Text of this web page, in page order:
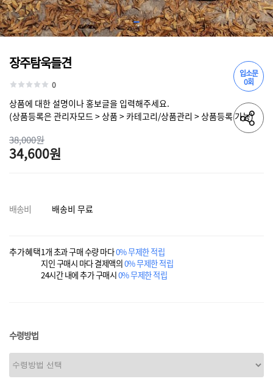
입소문
0회
장주탐욱들견
0
상품에 대한 설명이나 홍보글을 입력해주세요.
(상품등록은 관리자모드 > 상품 > 카테고리/상품관리 > 상품등록 가능)
38,000원
34,600원
배송비 배송비 무료
추가혜택1개 초과 구매 수량 마다0% 무제한 적립
지인 구매시 마다 결제액의0% 무제한 적립
24시간 내에 추가 구매시0% 무제한 적립
수령방법